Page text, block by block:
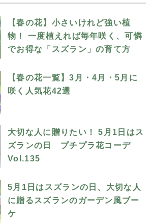
【春の花】小さいけれど強い植
物！ 一度植えれば毎年咲く、可憐
でお得な「スズラン」の育て方
【春の花一覧】3月・4月・5月に
咲く人気花42選
大切な人に贈りたい！ 5月1日はス
ズランの日 プチプラ花コーデ
Vol.135
5月1日はスズランの日、大切な人
に贈るスズランのガーデン風ブー
ケ